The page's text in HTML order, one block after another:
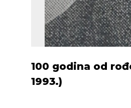
100 godina od
1993.)